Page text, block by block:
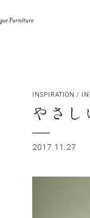
INSPIRATION /
やさ
2017.11.27